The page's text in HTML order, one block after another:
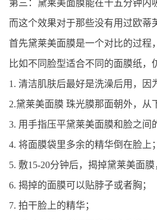
第三：黛莱美面膜能在十五分钟
而这个效果对于那些没有用过欧蒂
首先黛莱美面膜是一个对比的过程
比如不同脸型适合不同的面膜纸，
1. 清洁肌肤后最好是洗澡后用，因
2.黛莱美面膜 珠光膜那面朝外，从
3. 用手指压平黛莱美面膜和脸之间
4. 将面膜袋里多余的精华倒在脸上；
5. 敷15-20分钟后，揭掉黛莱美面
6. 揭掉的面膜可以贴脖子或者胸；
7. 拍干脸上的精华；